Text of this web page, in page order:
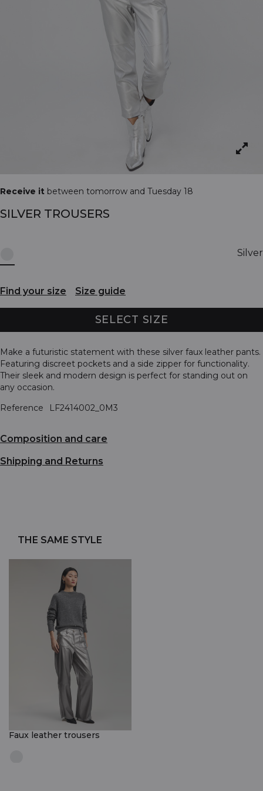
Receive it between tomorrow and Tuesday 18
SILVER TROUSERS
Silver
Find your size Size guide
SELECT SIZE
Make a futuristic statement with these silver faux leather pants.
Featuring discreet pockets and a side zipper for functionality.
Their sleek and modern design is perfect for standing out on
any occasion.
Reference
LF2414002_0M3
Composition and care
Shipping and Returns
THE SAME STYLE
Faux leather trousers